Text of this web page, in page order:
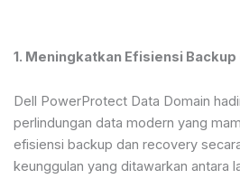
1. Meningkatkan Efisiensi
Dell PowerProtect Data Domain
perlindungan data modern yang
efisiensi backup dan recovery
keunggulan yang ditawarkan antara